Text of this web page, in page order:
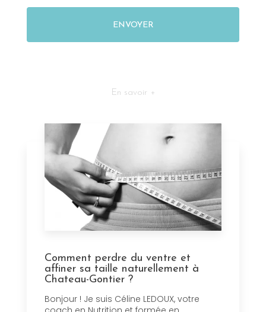
En savoir +
Comment perdre du ventre et
affiner sa taille naturellement à
Chateau-Gontier ?
Bonjour ! Je suis Céline LEDOUX, votre